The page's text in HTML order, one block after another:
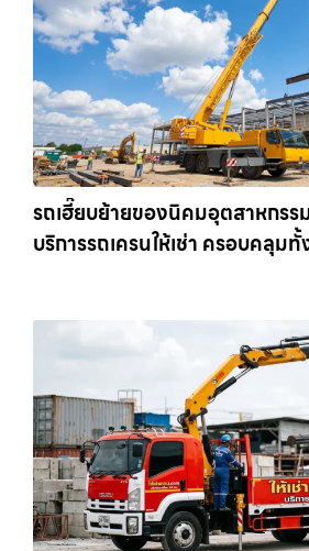
รถเฮี๊ยบย้ายของนิคมอุตสาหกร
บริการรถเครนให้เช่า ครอบคลุม